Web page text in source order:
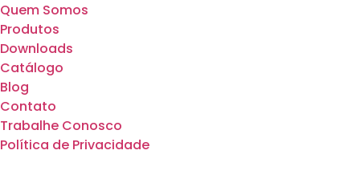
Quem Somos
Produtos
Downloads
Catálogo
Blog
Contato
Trabalhe Conosco
Política de Privacidade